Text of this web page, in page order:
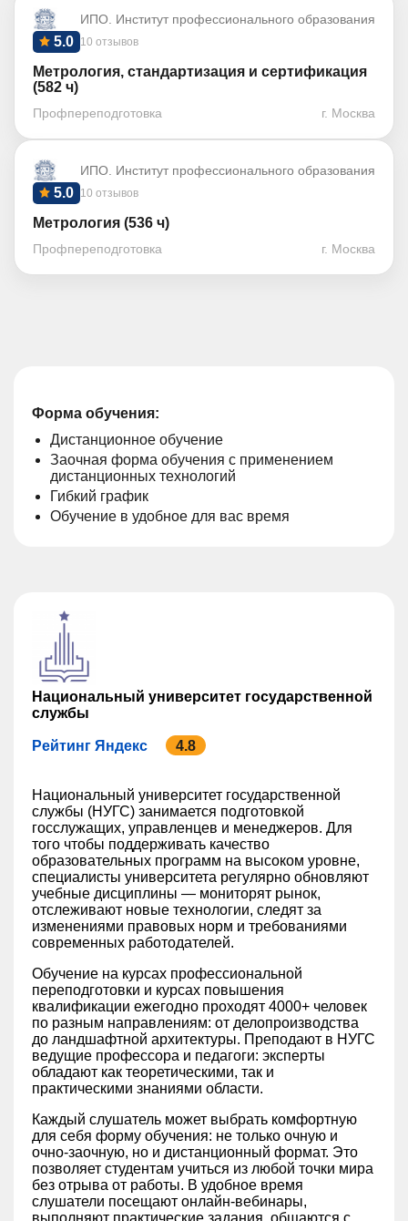
ИПО. Институт профессионального образования
10 отзывов
5.0
Метрология, стандартизация и сертификация
(582 ч)
Профпереподготовка г. Москва
ИПО. Институт профессионального образования
10 отзывов
5.0
Метрология (536 ч)
Профпереподготовка г. Москва
Форма обучения:
Дистанционное обучение
Заочная форма обучения с применением
дистанционных технологий
Гибкий график
Обучение в удобное для вас время
Национальный университет государственной
службы
Рейтинг Яндекс 4.8
Национальный университет государственной
службы (НУГС) занимается подготовкой
госслужащих, управленцев и менеджеров. Для
того чтобы поддерживать качество
образовательных программ на высоком уровне,
специалисты университета регулярно обновляют
учебные дисциплины — мониторят рынок,
отслеживают новые технологии, следят за
изменениями правовых норм и требованиями
современных работодателей.
Обучение на курсах профессиональной
переподготовки и курсах повышения
квалификации ежегодно проходят 4000+ человек
по разным направлениям: от делопроизводства
до ландшафтной архитектуры. Преподают в НУГС
ведущие профессора и педагоги: эксперты
обладают как теоретическими, так и
практическими знаниями области.
Каждый слушатель может выбрать комфортную
для себя форму обучения: не только очную и
очно-заочную, но и дистанционный формат. Это
позволяет студентам учиться из любой точки мира
без отрыва от работы. В удобное время
слушатели посещают онлайн-вебинары,
выполняют практические задания, общаются с